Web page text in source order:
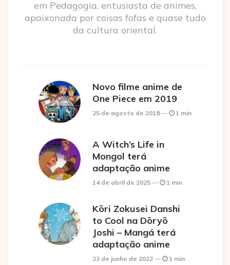
em Pedagogia, entusiasta de animes,
apaixonada por coisas fofas e quase tudo
da cultura oriental.
Novo filme anime de
One Piece em 2019
25 de agosto de 2018 1 min
A Witch’s Life in
Mongol terá
adaptação anime
14 de abril de 2025 1 min
Kōri Zokusei Danshi
to Cool na Dōryō
Joshi – Mangá terá
adaptação anime
23 de junho de 2022 1 min